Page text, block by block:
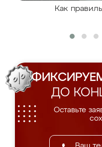
Как
ДО
Оставьте